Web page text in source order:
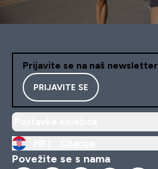
Prijavite se na naš newsletter
PRIJAVITE SE
Povežite se s nama